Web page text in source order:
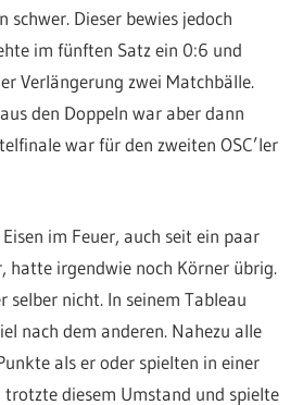
schwer. Dieser bewies jedoch
im fünften Satz ein 0:6 und
Verlängerung zwei Matchbälle.
den Doppeln war aber dann
war für den zweiten OSC’ler
im Feuer, auch seit ein paar
hatte irgendwie noch Körner übrig.
selber nicht. In seinem Tableau
nach dem anderen. Nahezu alle
als er oder spielten in einer
trotzte diesem Umstand und spielte